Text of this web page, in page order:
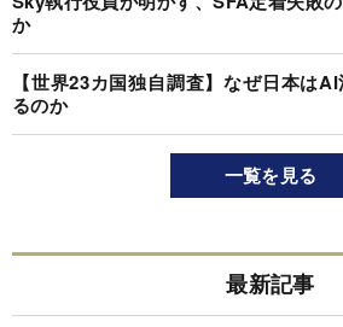
か
【世界23カ国独自調査】なぜ日本は
るのか
一覧を見る
最新記事